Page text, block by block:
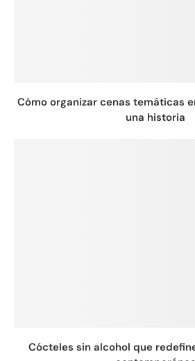
Cómo organizar cenas temáticas
una historia
Cócteles sin alcohol que